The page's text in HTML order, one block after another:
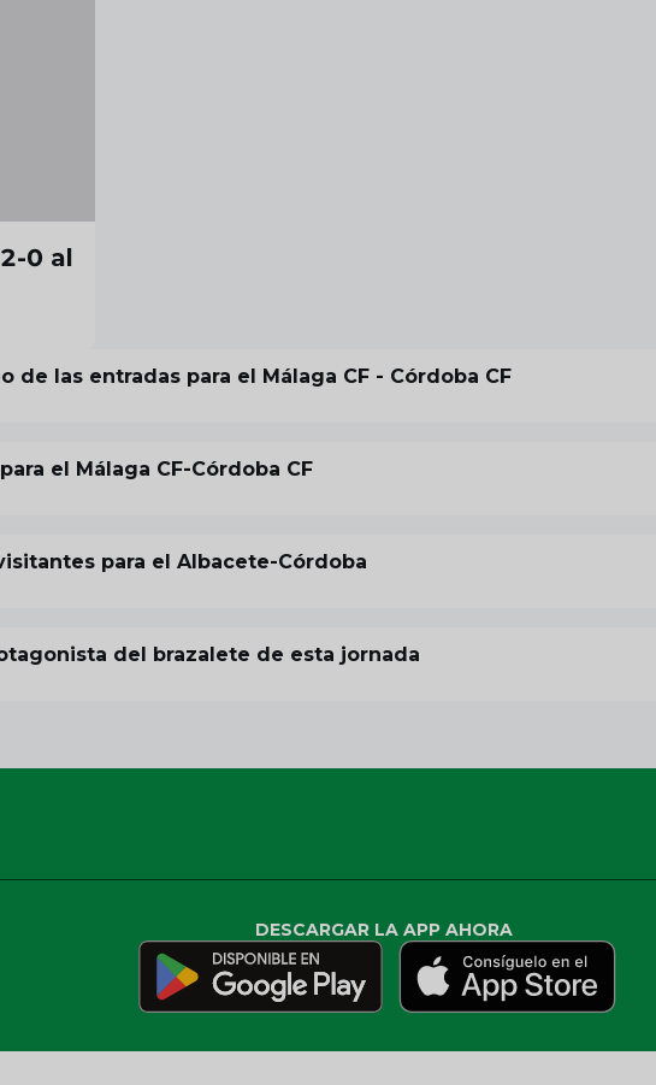
0 al
de las entradas para el Málaga CF - Córdoba CF
el Málaga CF-Córdoba CF
para el Albacete-Córdoba
del brazalete de esta jornada
DESCARGAR LA APP AHORA